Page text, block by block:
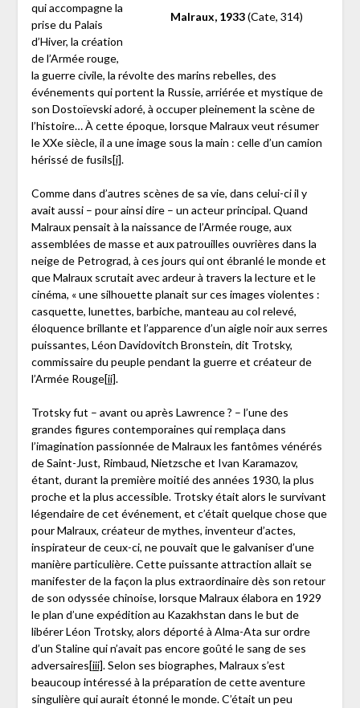
Malraux, 1933(Cate, 314)
qui accompagne la
prise du Palais
d’Hiver, la création
de l’Armée rouge,
la guerre civile, la révolte des marins rebelles, des
événements qui portent la Russie, arriérée et mystique de
son Dostoïevski adoré, à occuper pleinement la scène de
l’histoire… À cette époque, lorsque Malraux veut résumer
le XXe siècle, il a une image sous la main : celle d’un camion
hérissé de fusils[i].
Comme dans d’autres scènes de sa vie, dans celui-ci il y
avait aussi – pour ainsi dire – un acteur principal. Quand
Malraux pensait à la naissance de l’Armée rouge, aux
assemblées de masse et aux patrouilles ouvrières dans la
neige de Petrograd, à ces jours qui ont ébranlé le monde et
que Malraux scrutait avec ardeur à travers la lecture et le
cinéma, « une silhouette planait sur ces images violentes :
casquette, lunettes, barbiche, manteau au col relevé,
éloquence brillante et l’apparence d’un aigle noir aux serres
puissantes, Léon Davidovitch Bronstein, dit Trotsky,
commissaire du peuple pendant la guerre et créateur de
l’Armée Rouge[ii].
Trotsky fut – avant ou après Lawrence ? – l’une des
grandes figures contemporaines qui remplaça dans
l’imagination passionnée de Malraux les fantômes vénérés
de Saint-Just, Rimbaud, Nietzsche et Ivan Karamazov,
étant, durant la première moitié des années 1930, la plus
proche et la plus accessible. Trotsky était alors le survivant
légendaire de cet événement, et c’était quelque chose que
pour Malraux, créateur de mythes, inventeur d’actes,
inspirateur de ceux-ci, ne pouvait que le galvaniser d’une
manière particulière. Cette puissante attraction allait se
manifester de la façon la plus extraordinaire dès son retour
de son odyssée chinoise, lorsque Malraux élabora en 1929
le plan d’une expédition au Kazakhstan dans le but de
libérer Léon Trotsky, alors déporté à Alma-Ata sur ordre
d’un Staline qui n’avait pas encore goûté le sang de ses
adversaires[iii]. Selon ses biographes, Malraux s’est
beaucoup intéressé à la préparation de cette aventure
singulière qui aurait étonné le monde. C’était un peu